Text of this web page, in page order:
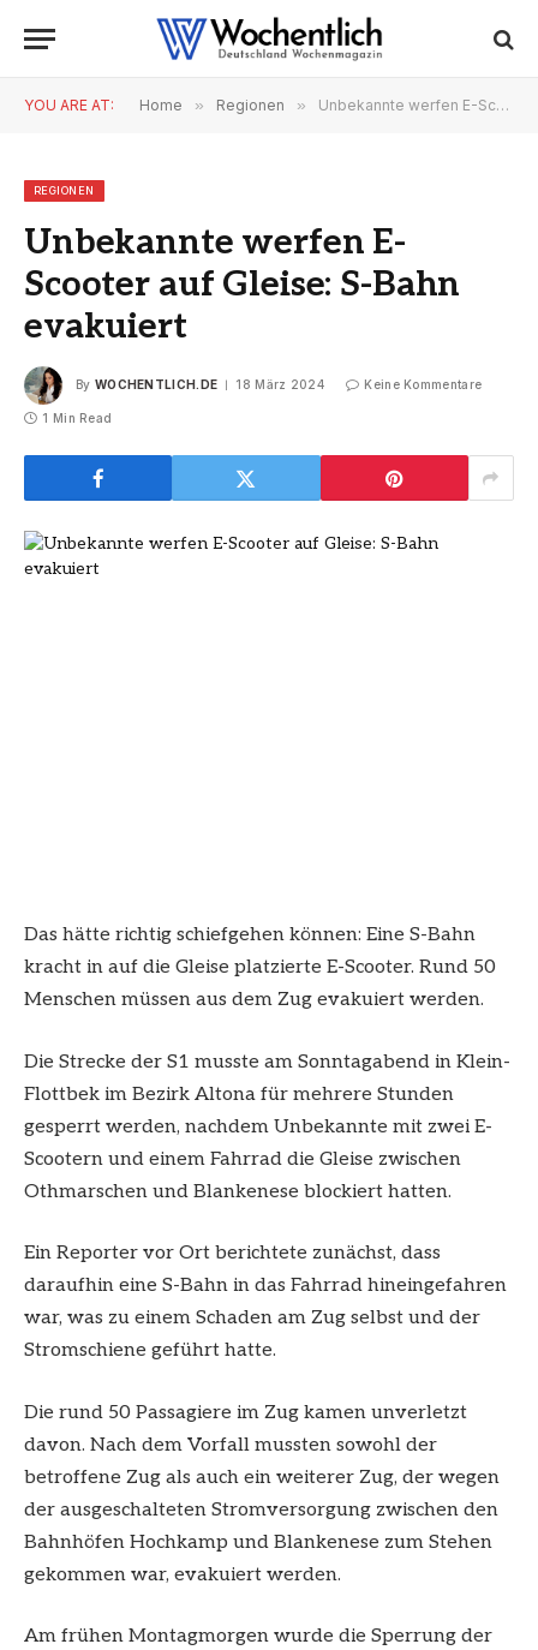
YOU ARE AT: Home » Regionen » Unbekannte werfen E-Scooter auf Gleise: S-Bahn evakuiert
REGIONEN
Unbekannte werfen E-
Scooter auf Gleise: S-Bahn
evakuiert
By WOCHENTLICH.DE 18 März 2024 Keine Kommentare
1 Min Read
Das hätte richtig schiefgehen können: Eine S-Bahn
kracht in auf die Gleise platzierte E-Scooter. Rund 50
Menschen müssen aus dem Zug evakuiert werden.
Die Strecke der S1 musste am Sonntagabend in Klein-
Flottbek im Bezirk Altona für mehrere Stunden
gesperrt werden, nachdem Unbekannte mit zwei E-
Scootern und einem Fahrrad die Gleise zwischen
Othmarschen und Blankenese blockiert hatten.
Ein Reporter vor Ort berichtete zunächst, dass
daraufhin eine S-Bahn in das Fahrrad hineingefahren
war, was zu einem Schaden am Zug selbst und der
Stromschiene geführt hatte.
Die rund 50 Passagiere im Zug kamen unverletzt
davon. Nach dem Vorfall mussten sowohl der
betroffene Zug als auch ein weiterer Zug, der wegen
der ausgeschalteten Stromversorgung zwischen den
Bahnhöfen Hochkamp und Blankenese zum Stehen
gekommen war, evakuiert werden.
Am frühen Montagmorgen wurde die Sperrung der